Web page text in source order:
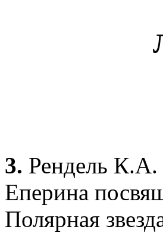
3. Рендель
Еперина
Полярная